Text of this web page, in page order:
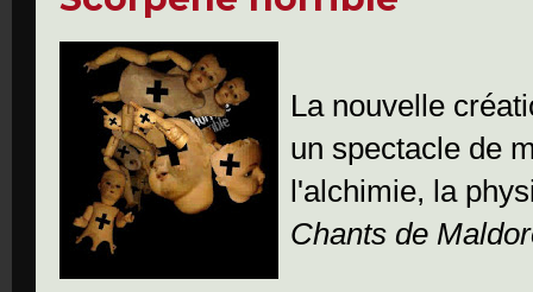
La nouvelle
un spectacle de
l'alchimie, la
Chants de